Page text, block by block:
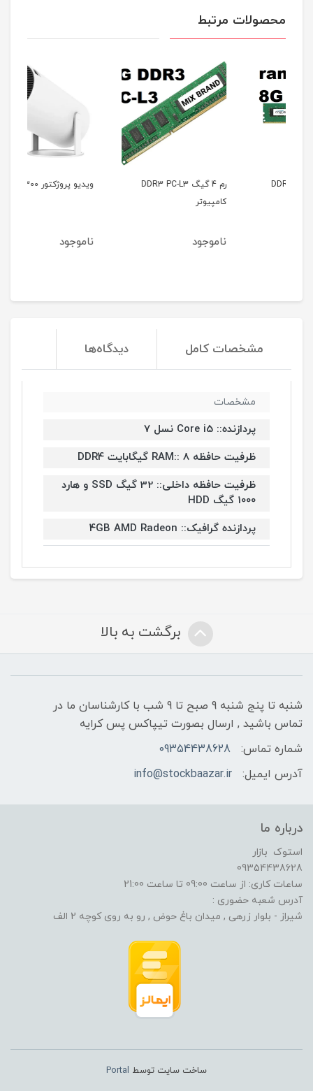
محصولات مرتبط
رم 4 گیگ DDR3 PC-L3
ویدیو پروژکتور 300-HY
مشخصات کامل دیدگاه‌ها
مشخصات
پردازنده:: Core i5 نسل 7
ظرفیت حافظه RAM:: 8 گیگابایت DDR4
ظرفیت حافظه داخلی:: 32 گیگ SSD و هارد
1000 گیگ HDD
پردازنده گرافیک:: 4GB AMD Radeon
برگشت به بالا
شنبه تا پنج شنبه 9 صبح تا 9 شب با کارشناسان ما در
تماس باشید , ارسال بصورت تیپاکس پس کرایه
شماره تماس:
09354438628
آدرس ایمیل:
info@stockbaazar.ir
درباره ما
استوک بازار
09354438628
ساعات کاری: از ساعت 09:00 تا ساعت 21:00
آدرس شعبه حضوری :
شیراز - بلوار زرهی , میدان باغ حوض , رو به روی کوچه 2 الف
ساخت سایت توسط Portal